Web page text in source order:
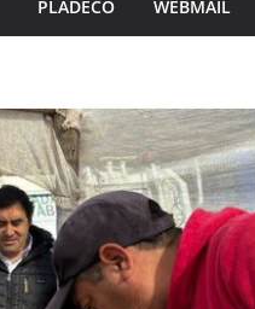
PLADECO WEBMAIL